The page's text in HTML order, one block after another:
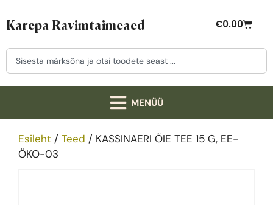
Karepa Ravimtaimeaed €0.00
Esileht / Teed / KASSINAERI ÕIE TEE 15 G, EE-
ÖKO-03